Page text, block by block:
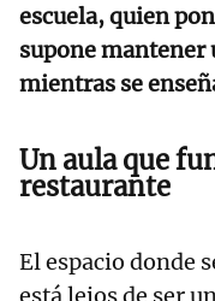
escuela, quien
supone mantener
mientras se
Un aula que
restaurante
El espacio donde
está lejos de ser